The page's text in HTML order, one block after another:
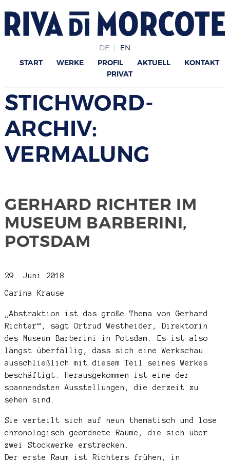
DE EN
START WERKE PROFIL AKTUELL
KONTAKT
PRIVAT
STICHWORD-
ARCHIV:
VERMALUNG
GERHARD RICHTER IM
MUSEUM BARBERINI,
POTSDAM
29. Juni 2018
Carina Krause
„Abstraktion ist das große Thema von Gerhard
Richter“, sagt Ortrud Westheider, Direktorin
des Museum Barberini in Potsdam. Es ist also
längst überfällig, dass sich eine Werkschau
ausschließlich mit diesem Teil seines Werkes
beschäftigt. Herausgekommen ist eine der
spannendsten Ausstellungen, die derzeit zu
sehen sind.
Sie verteilt sich auf neun thematisch und lose
chronologisch geordnete Räume, die sich über
zwei Stockwerke erstrecken.
Der erste Raum ist Richters frühen, in